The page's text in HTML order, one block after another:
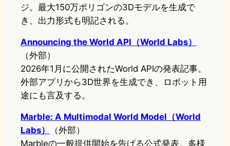
ジ。最大150万ポリゴンの3Dモデルを生成で
き、出力形式も明記される。
Announcing the World API（World Labs）
（外部）
2026年1月に公開されたWorld APIの発表記事。
外部アプリから3D世界を生成でき、ロボット用
途にも言及する。
Marble: A Multimodal World Model（World
Labs）
（外部）
Marbleの一般提供開始を告げる公式発表。多様